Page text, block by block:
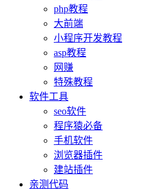
php教程
大前端
小程序开发教程
asp教程
网赚
特殊教程
软件工具
seo软件
程序猿必备
手机软件
浏览器插件
建站插件
亲测代码